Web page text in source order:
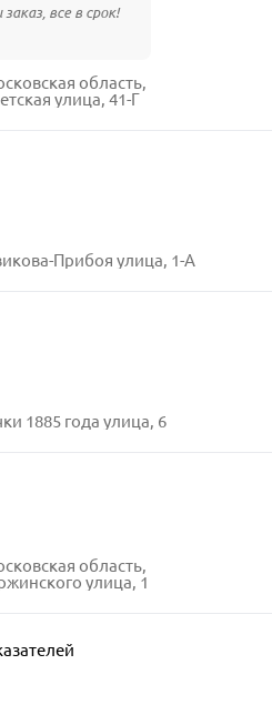
все в срок!
область,
улица, 41-Г
Прибоя улица, 1-А
1885 года улица, 6
область,
улица, 1